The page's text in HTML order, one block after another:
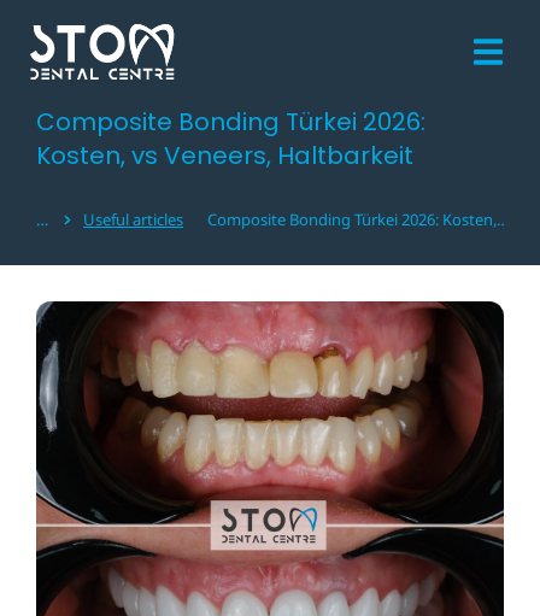
Composite Bonding Türkei 2026:
Kosten, vs Veneers, Haltbarkeit
Sie befinden sich hier:
Useful articles Composite Bonding Türkei 2026: Kosten,…